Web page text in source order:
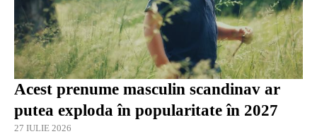
Acest prenume masculin scandinav ar
putea exploda în popularitate în 2027
27 IULIE 2026